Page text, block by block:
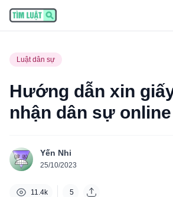
Luật dân sự
Hướng dẫn xin
nhận dân sự
Yến Nhi
25/10/2023
11.4k 5